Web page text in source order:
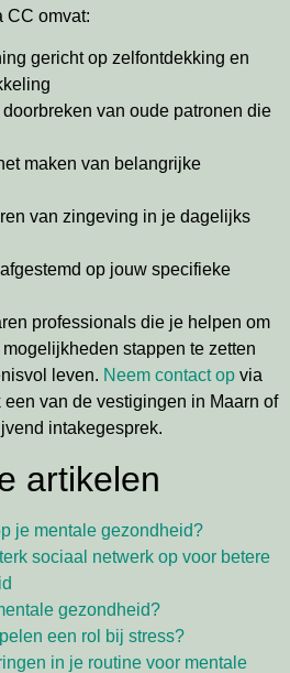
CC omvat:
gericht op zelfontdekking en
van oude patronen die
maken van belangrijke
van zingeving in je dagelijks
op jouw specifieke
professionals die je helpen om
stappen te zetten
leven. Neem contact op via
van de vestigingen in Maarn of
intakegesprek.
artikelen
je mentale gezondheid?
sociaal netwerk op voor betere
gezondheid?
een rol bij stress?
in je routine voor mentale